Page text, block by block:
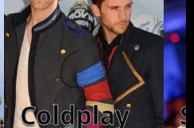
Coldplay